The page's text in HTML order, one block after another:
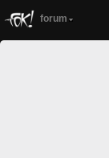
forum